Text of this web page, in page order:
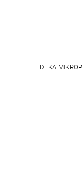
DEKA